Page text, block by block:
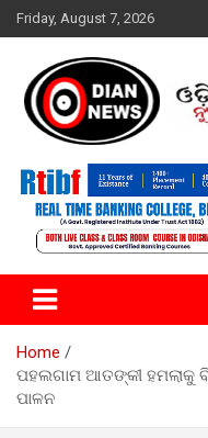
Skip
to
Friday, August 7, 2026
ଓଡିଆନ୍ ନ୍ୟୁଜ
Home
ପହଲଗାମ ଆତଙ୍କୀ ହମଲାକୁ
ପାଳନ